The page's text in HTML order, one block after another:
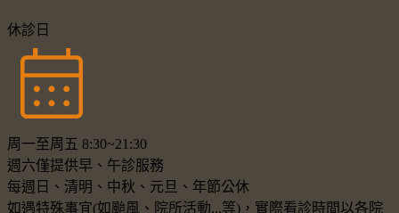
休診日
周一至周五 8:30~21:30
週六僅提供早、午診服務
每週日、清明、中秋、元旦、年節公休
如遇特殊事宜(如颱風、院所活動...等)，實際看診時間以各院